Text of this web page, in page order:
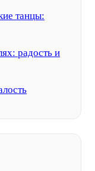
танцы:
радость и